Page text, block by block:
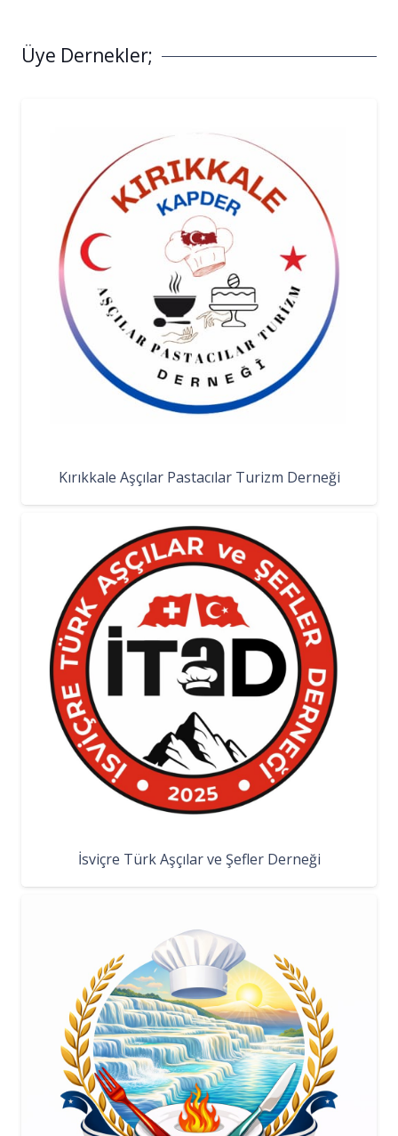
Üye Dernekler;
Kırıkkale Aşçılar Pastacılar Turizm Derneği
İsviçre Türk Aşçılar ve Şefler Derneği